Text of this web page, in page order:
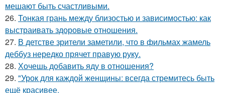
мешают быть счастливыми.
26. Тонкая грань между близостью и зависимостью: как
выстраивать здоровые отношения.
27. В детстве зрители заметили, что в фильмах жамель
деббуз нередко прячет правую руку.
28. Хочешь добавить яду в отношения?
29. "Урок для каждой женщины: всегда стремитесь быть
ещё красивее.